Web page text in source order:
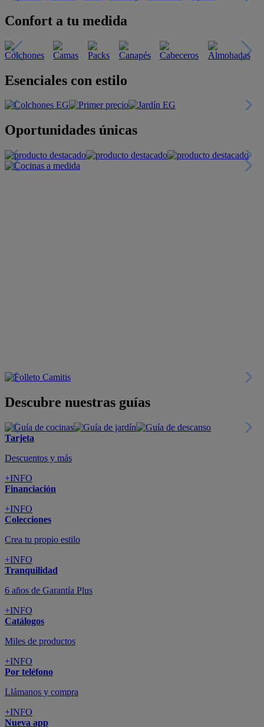
Confort a tu medida
Esenciales con estilo
Oportunidades únicas
Descubre nuestras guías
Tarjeta
Descuentos y más
+INFO
Financiación
+INFO
Colecciones
Crea tu propio estilo
+INFO
Tranquilidad
6 años de Garantía Plus
+INFO
Catálogos
Miles de productos
+INFO
Por teléfono
Llámanos y compra
+INFO
Nueva app